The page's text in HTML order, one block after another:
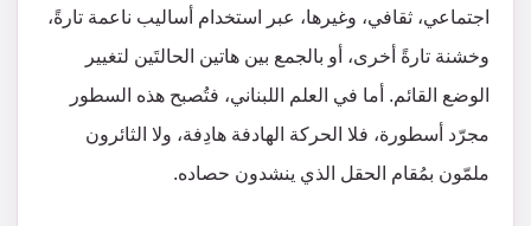
اجتماعي، ثقافي، وغيرها، عبر استخدام أساليب ناعمة تارةً،
وخشنة تارةً أخرى، أو بالجمع بين هاتين الحالتَين لتغيير
الوضع القائم. أما في العلم اللبناني، فتُصبح هذه السطور
مجرّد أسطورة، فلا الحركة الهادفة هادِفة، ولا الثائرون
ملمّون بمُقام الحقل الذي ينشدون حصاده.